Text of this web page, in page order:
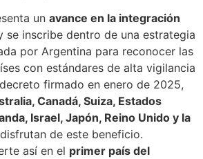
un avance en la integración
se inscribe dentro de una estrategia
por Argentina para reconocer las
con estándares de alta vigilancia
firmado en enero de 2025,
Canadá, Suiza, Estados
Israel, Japón, Reino Unido y la
de este beneficio.
así en el primer país del